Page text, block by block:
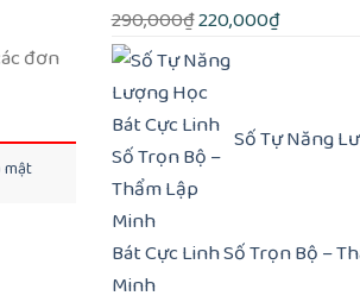
đơn
mật
290,000₫Giá
gốc
là:
290,000₫.
220,000₫Giá
Số Tự Năng
Bát Cực Linh Số Trọn Bộ –
Minh